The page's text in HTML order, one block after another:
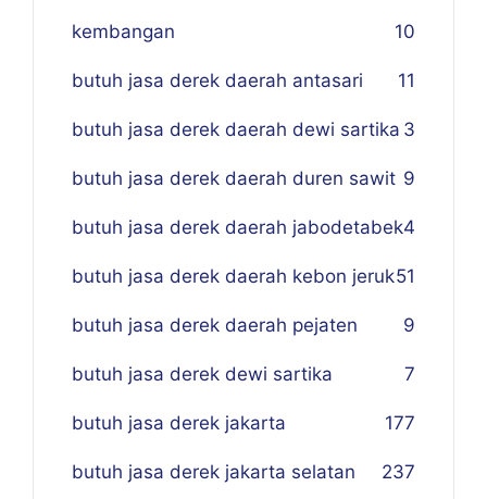
kembangan 10
butuh jasa derek daerah antasari 11
butuh jasa derek daerah dewi sartika 3
butuh jasa derek daerah duren sawit 9
butuh jasa derek daerah jabodetabek4
butuh jasa derek daerah kebon jeruk51
butuh jasa derek daerah pejaten 9
butuh jasa derek dewi sartika 7
butuh jasa derek jakarta 177
butuh jasa derek jakarta selatan 237